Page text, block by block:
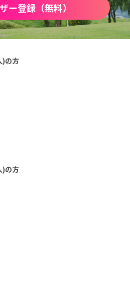
ー登録（無料）
)の方
)の方